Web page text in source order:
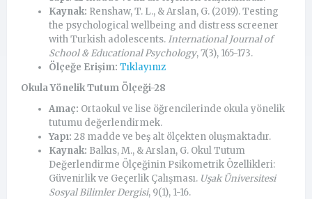
Kaynak: Renshaw, T. L., & Arslan, G. (2019). Testing
the psychological wellbeing and distress screener
with Turkish adolescents.International Journal of
School & Educational Psychology, 7(3), 165-173.
Ölçeğe Erişim: Tıklayınız
Okula Yönelik Tutum Ölçeği-28
Amaç: Ortaokul ve lise öğrencilerinde okula yönelik
tutumu değerlendirmek.
Yapı: 28 madde ve beş alt ölçekten oluşmaktadır.
Kaynak: Balkıs, M., & Arslan, G. Okul Tutum
Değerlendirme Ölçeğinin Psikometrik Özellikleri:
Güvenirlik ve Geçerlik Çalışması. Uşak Üniversitesi
Sosyal Bilimler Dergisi, 9(1), 1-16.